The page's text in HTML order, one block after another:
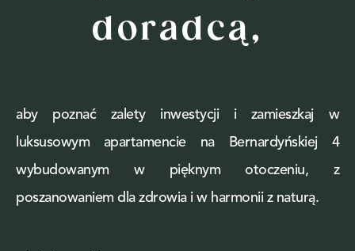
doradcą,
aby poznać zalety inwestycji i zamieszkaj w
luksusowym apartamencie na Bernardyńskiej 4
wybudowanym w pięknym otoczeniu, z
poszanowaniem dla zdrowia i w harmonii z naturą.